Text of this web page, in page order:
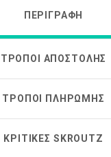
ΠΕΡΙΓΡΑΦΉ
ΤΡΌΠΟΙ ΑΠΟΣΤΟΛΉΣ
ΤΡΌΠΟΙ ΠΛΗΡΩΜΉΣ
ΚΡΙΤΙΚΈΣ SKROUTZ